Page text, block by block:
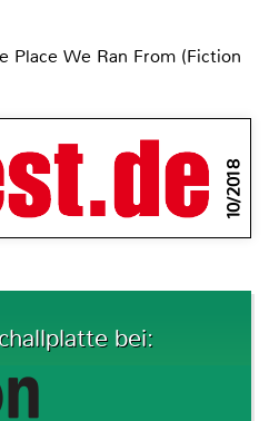
Place We Ran From (Fiction
10/2018
bei: